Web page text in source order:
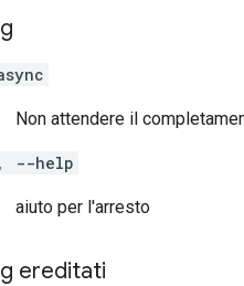
Non attendere il
--help
aiuto per l'arresto
ereditati